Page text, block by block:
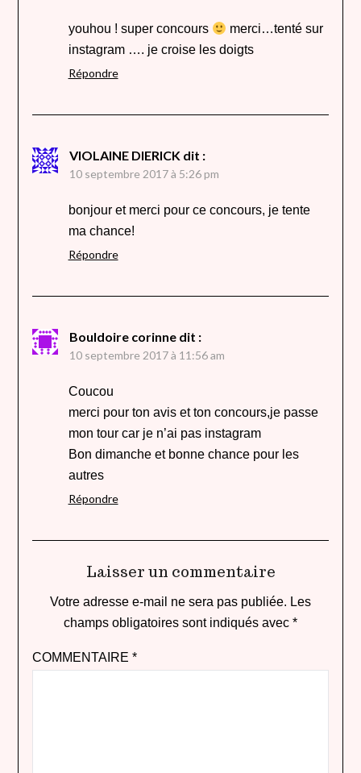
youhou ! super concours
merci…tenté sur
instagram …. je croise les doigts
Répondre
VIOLAINE DIERICK dit :
10 septembre 2017 à 5:26 pm
bonjour et merci pour ce concours, je tente
ma chance!
Répondre
Bouldoire corinne dit :
10 septembre 2017 à 11:56 am
Coucou
merci pour ton avis et ton concours,je passe
mon tour car je n’ai pas instagram
Bon dimanche et bonne chance pour les
autres
Répondre
Laisser un commentaire
Votre adresse e-mail ne sera pas publiée. Les
champs obligatoires sont indiqués avec *
COMMENTAIRE *